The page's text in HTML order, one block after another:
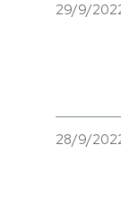
AREA
29/9/
28/9/